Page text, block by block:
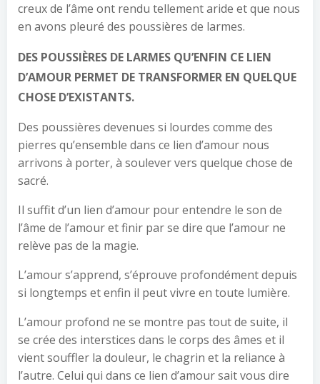
creux de l’âme ont rendu tellement aride et que nous
en avons pleuré des poussières de larmes.
DES POUSSIÈRES DE LARMES QU’ENFIN CE LIEN
D’AMOUR PERMET DE TRANSFORMER EN QUELQUE
CHOSE D’EXISTANTS.
Des poussières devenues si lourdes comme des
pierres qu’ensemble dans ce lien d’amour nous
arrivons à porter, à soulever vers quelque chose de
sacré.
Il suffit d’un lien d’amour pour entendre le son de
l’âme de l’amour et finir par se dire que l’amour ne
relève pas de la magie.
L’amour s’apprend, s’éprouve profondément depuis
si longtemps et enfin il peut vivre en toute lumière.
L’amour profond ne se montre pas tout de suite, il
se crée des interstices dans le corps des âmes et il
vient souffler la douleur, le chagrin et la reliance à
l’autre. Celui qui dans ce lien d’amour sait vous dire